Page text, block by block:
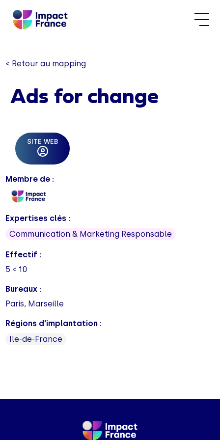
< Retour au mapping
Ads for change
SITE WEB
Membre de :
Expertises clés :
Communication & Marketing Responsable
Effectif :
5 < 10
Bureaux :
Paris, Marseille
Régions d'implantation :
Ile-de-France